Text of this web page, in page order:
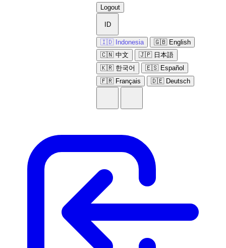
Logout
ID
🇮🇩 Indonesia
🇬🇧 English
🇨🇳 中文
🇯🇵 日本語
🇰🇷 한국어
🇪🇸 Español
🇫🇷 Français
🇩🇪 Deutsch